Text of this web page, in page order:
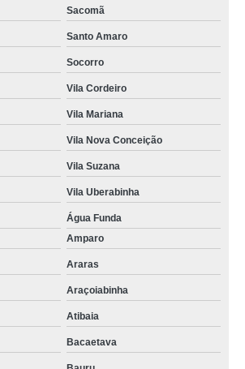
Sacomã
Santo Amaro
Socorro
Vila Cordeiro
Vila Mariana
Vila Nova Conceição
Vila Suzana
Vila Uberabinha
Água Funda
Amparo
Araras
Araçoiabinha
Atibaia
Bacaetava